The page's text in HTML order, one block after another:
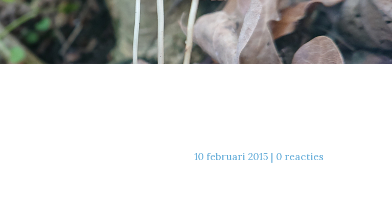
10 februari 2015 | 0 reacties